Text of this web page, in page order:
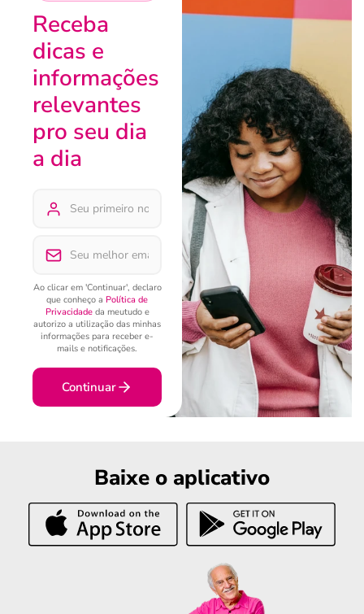
Receba
dicas e
informações
relevantes
pro seu dia
a dia
Ao clicar em 'Continuar', declaro
que conheço a Política de
Privacidadeda meutudo e
autorizo a utilização das minhas
informações para receber e-
mails e notificações.
Continuar
Baixe o aplicativo